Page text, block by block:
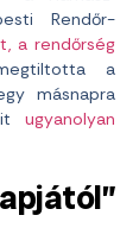
Rendőr-
a rendőrség
a
másnapra
ugyanolyan